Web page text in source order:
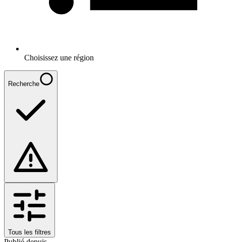
Choisissez une région
Recherche
Tous les filtres